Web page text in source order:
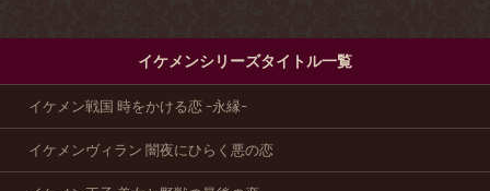
イケメンシリーズタイトル一覧
イケメン戦国 時をかける恋 -永縁-
イケメンヴィラン 闇夜にひらく悪の恋